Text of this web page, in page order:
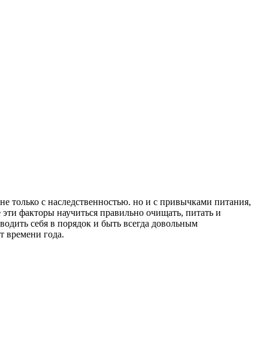
только с наследственностью. но и с привычками питания,
факторы научиться правильно очищать, питать и
себя в порядок и быть всегда довольным
времени года.